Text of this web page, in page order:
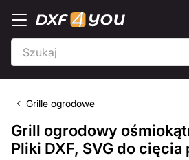
Grille ogrodowe
Grill ogrodowy
Pliki DXF, SVG do